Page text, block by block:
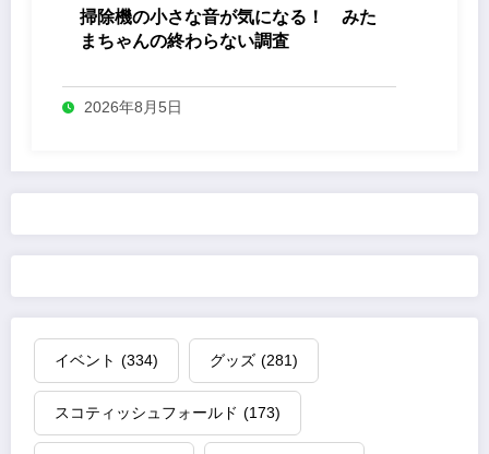
掃除機の小さな音が気になる！ みた
まちゃんの終わらない調査
2026年8月5日
イベント (334) グッズ (281)
スコティッシュフォールド (173)